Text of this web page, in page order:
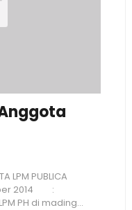
LPM PUBLICA
2014 :
PH di mading...